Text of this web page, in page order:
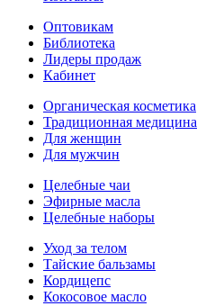
Оптовикам
Библиотека
Лидеры продаж
Кабинет
Органическая косметика
Традиционная медицина
Для женщин
Для мужчин
Целебные чаи
Эфирные масла
Целебные наборы
Уход за телом
Тайские бальзамы
Кордицепс
Кокосовое масло